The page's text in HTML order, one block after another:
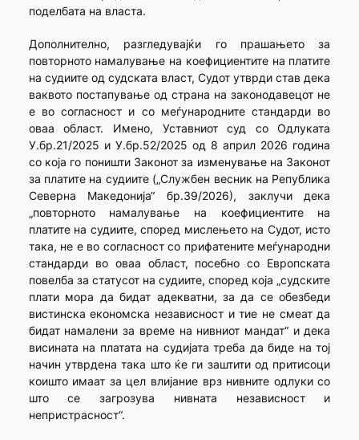
поделбата на власта.
Дополнително, разгледувајќи го прашањето за
повторното намалување на коефициентите на платите
на судиите од судската власт, Судот утврди став дека
ваквото постапување од страна на законодавецот не
е во согласност и со меѓународните стандарди во
оваа област. Имено, Уставниот суд со Одлуката
У.бр.21/2025 и У.бр.52/2025 од 8 април 2026 година
со која го поништи Законот за изменување на Законот
за платите на судиите („Службен весник на Република
Северна Македонија“ бр.39/2026), заклучи дека
„повторното намалување на коефициентите на
платите на судиите, според мислењето на Судот, исто
така, не е во согласност со прифатените меѓународни
стандарди во оваа област, посебно со Европската
повелба за статусот на судиите, според која „судските
плати мора да бидат адекватни, за да се обезбеди
вистинска економска независност и тие не смеат да
бидат намалени за време на нивниот мандат“ и дека
висината на платата на судијата треба да биде на тој
начин утврдена така што ќе ги заштити од притисоци
коишто имаат за цел влијание врз нивните одлуки со
што се загрозува нивната независност и
непристрасност“.